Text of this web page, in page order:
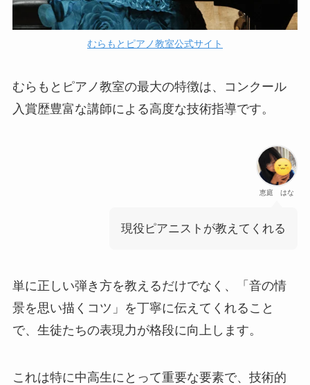
むらもとピアノ教室公式サイト
むらもとピアノ教室の最大の特徴は、コンクール
入賞歴豊富な講師による高度な技術指導です。
恵庭 はな
現役ピアニストが教えてくれる
単に正しい弾き方を教えるだけでなく、「音の情
景を思い描くコツ」を丁寧に伝えてくれること
で、生徒たちの表現力が格段に向上します。
これは特に中高生にとって重要な要素で、技術的